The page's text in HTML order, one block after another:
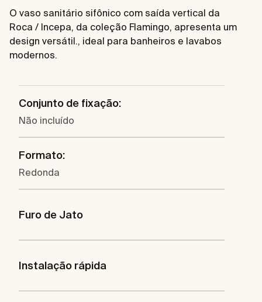
O vaso sanitário sifônico com saída vertical da
Roca / Incepa, da coleção Flamingo, apresenta um
design versátil., ideal para banheiros e lavabos
modernos.
Conjunto de fixação:
Não incluído
Formato:
Redonda
Furo de Jato
Instalação rápida